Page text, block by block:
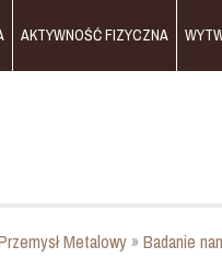
AKTYWNOŚĆ FIZYCZNA
Metalowy »Badanie